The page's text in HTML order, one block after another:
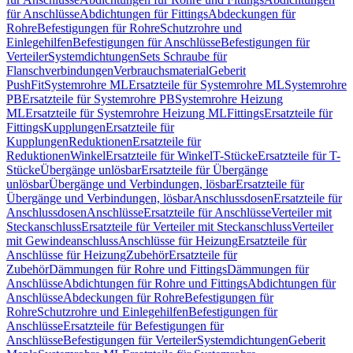
für AnschlüsseAbdichtungen für FittingsAbdeckungen für
RohreBefestigungen für RohreSchutzrohre und
EinlegehilfenBefestigungen für AnschlüsseBefestigungen für
VerteilerSystemdichtungenSets Schraube für
FlanschverbindungenVerbrauchsmaterialGeberit
PushFitSystemrohre MLErsatzteile für Systemrohre MLSystemrohre
PBErsatzteile für Systemrohre PBSystemrohre Heizung
MLErsatzteile für Systemrohre Heizung MLFittingsErsatzteile für
FittingsKupplungenErsatzteile für
KupplungenReduktionenErsatzteile für
ReduktionenWinkelErsatzteile für WinkelT-StückeErsatzteile für T-
StückeÜbergänge unlösbarErsatzteile für Übergänge
unlösbarÜbergänge und Verbindungen, lösbarErsatzteile für
Übergänge und Verbindungen, lösbarAnschlussdosenErsatzteile für
AnschlussdosenAnschlüsseErsatzteile für AnschlüsseVerteiler mit
SteckanschlussErsatzteile für Verteiler mit SteckanschlussVerteiler
mit GewindeanschlussAnschlüsse für HeizungErsatzteile für
Anschlüsse für HeizungZubehörErsatzteile für
ZubehörDämmungen für Rohre und FittingsDämmungen für
AnschlüsseAbdichtungen für Rohre und FittingsAbdichtungen für
AnschlüsseAbdeckungen für RohreBefestigungen für
RohreSchutzrohre und EinlegehilfenBefestigungen für
AnschlüsseErsatzteile für Befestigungen für
AnschlüsseBefestigungen für VerteilerSystemdichtungenGeberit